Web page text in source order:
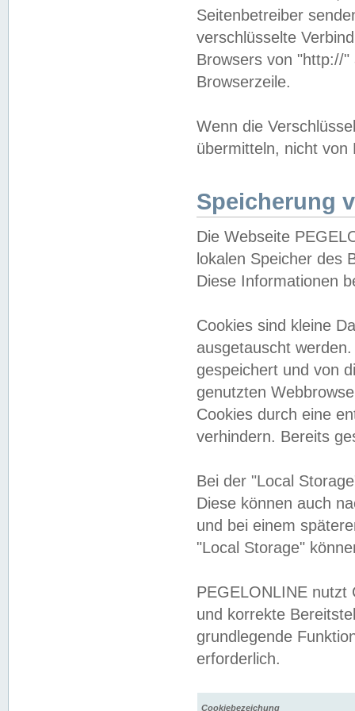
Seitenbetreiber
verschlüsselte
Browsers von "http://
Browserzeile.
Wenn die
übermitteln, nicht von
Speicherung
Die Webseite
lokalen Speicher des
Diese Informationen
Cookies sind kleine
ausgetauscht
gespeichert und von
genutzten
Cookies durch eine
verhindern. Bereits
Bei der "Local
Diese können auch
und bei einem
"Local Storage"
PEGELONLINE nutzt
und korrekte
grundlegende
erforderlich.
Cookiebezeichung